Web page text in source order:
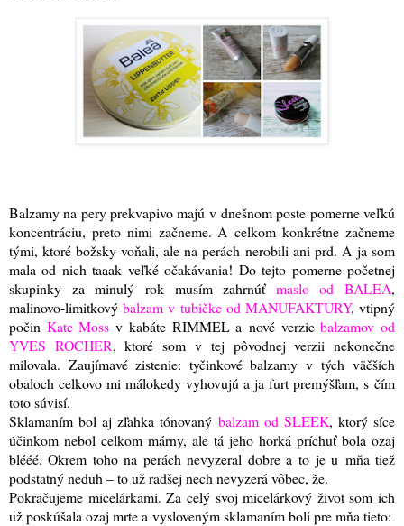
Balzamy na pery prekvapivo majú v dnešnom poste pomerne veľkú
koncentráciu, preto nimi začneme. A celkom konkrétne začneme
tými, ktoré božsky voňali, ale na perách nerobili ani prd. A ja som
mala od nich taaak veľké očakávania! Do tejto pomerne početnej
skupinky za minulý rok musím zahrnúť maslo od BALEA,
malinovo-limitkový balzam v tubičke od MANUFAKTURY, vtipný
počin Kate Moss v kabáte RIMMEL a nové verziebalzamov od
YVES ROCHER, ktoré som v tej pôvodnej verzii nekonečne
milovala. Zaujímavé zistenie: tyčinkové balzamy v tých väčších
obaloch celkovo mi málokedy vyhovujú a ja furt premýšľam, s čím
toto súvisí.
Sklamaním bol aj zľahka tónovaný balzam od SLEEK, ktorý síce
účinkom nebol celkom márny, ale tá jeho horká príchuť bola ozaj
blééé. Okrem toho na perách nevyzeral dobre a to je u mňa tiež
podstatný neduh – to už radšej nech nevyzerá vôbec, že.
Pokračujeme micelárkami. Za celý svoj micelárkový život som ich
už poskúšala ozaj mrte a vysloveným sklamaním boli pre mňa tieto: